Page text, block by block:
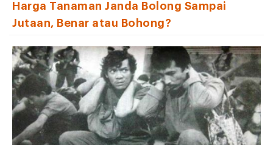
Harga Tanaman Janda Bolong Sampai
Jutaan, Benar atau Bohong?